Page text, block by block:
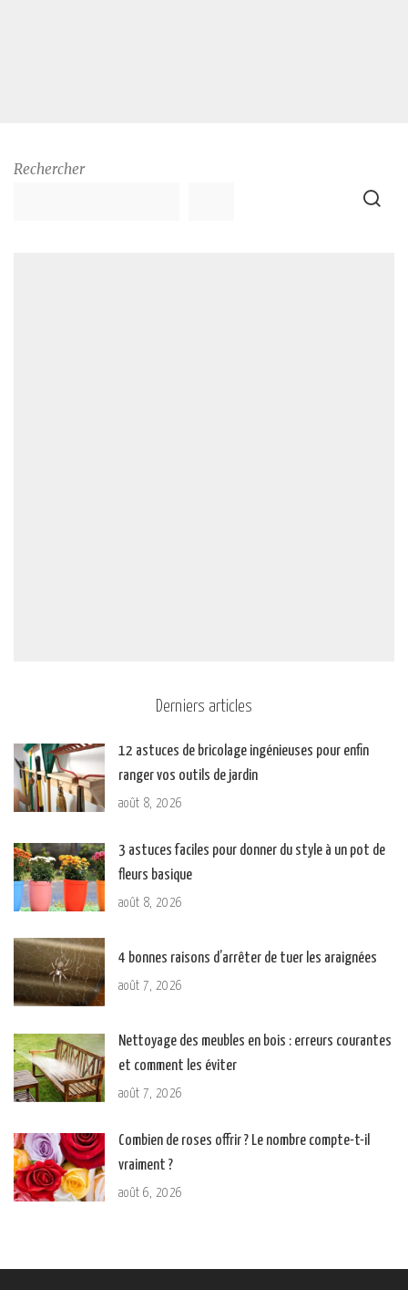
Rechercher
Derniers articles
12 astuces de bricolage ingénieuses pour enfin
ranger vos outils de jardin
août 8, 2026
3 astuces faciles pour donner du style à un pot de
fleurs basique
août 8, 2026
4 bonnes raisons d’arrêter de tuer les araignées
août 7, 2026
Nettoyage des meubles en bois : erreurs courantes
et comment les éviter
août 7, 2026
Combien de roses offrir ? Le nombre compte-t-il
vraiment ?
août 6, 2026